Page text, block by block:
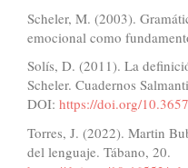
Scheler, M. (2003).
emocional como
Solís, D. (2011). La
Scheler. Cuadernos
DOI: https://doi.org/
Torres, J. (2022). Martin
del lenguaje. Tábano, 20.